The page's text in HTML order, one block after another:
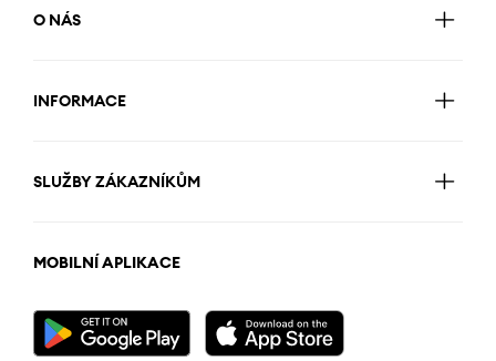
O NÁS
INFORMACE
SLUŽBY ZÁKAZNÍKŮM
MOBILNÍ APLIKACE